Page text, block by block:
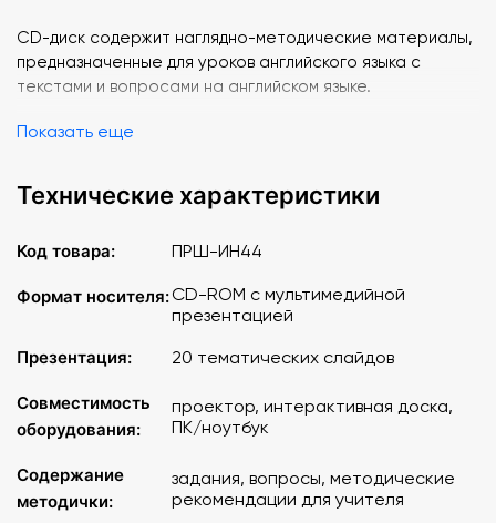
СD-диск содержит наглядно-методические материалы,
предназначенные для уроков английского языка с
текстами и вопросами на английском языке.
Изобразительный ряд пособия включает следующие
1. The map of Great Britain
2. Queen Elizabeth II
3. England
4. London
5. The Lake District
6. The River Thames
7. Stonehenge
9. Windsor Castle
10. Liverpool and The Beatles
Показать еще
Технические характеристики
Код товара: ПРШ-ИН44
Формат носителя:CD-ROM с мультимедийной
презентацией
Презентация:
20 тематических слайдов
Совместимость
оборудования:
проектор, интерактивная доска,
ПК/ноутбук
Содержание
методички:
задания, вопросы, методические
рекомендации для учителя